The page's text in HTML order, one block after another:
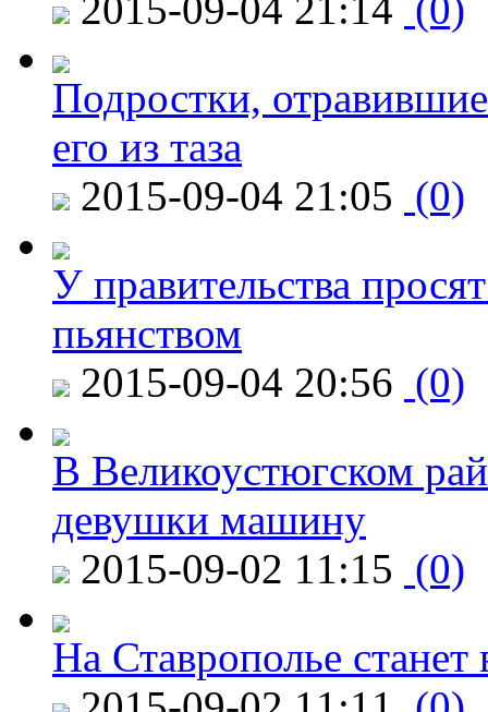
Подростки,
его из таза
2015-09-04 21:05 (0)
У правительства
пьянством
2015-09-04 20:56 (0)
В Великоустюгском
девушки машину
2015-09-02 11:15 (0)
На Ставрополье